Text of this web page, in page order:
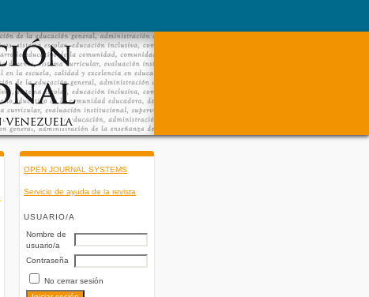
OPEN JOURNAL SYSTEMS
Servicio de ayuda de la revista
USUARIO/A
Nombre de
usuario/a
Contraseña
No cerrar sesión